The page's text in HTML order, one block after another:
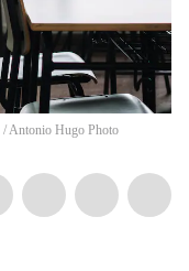
/Antonio Hugo Photo